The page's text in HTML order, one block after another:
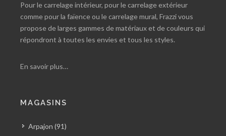
Pour le carrelage intérieur, pour le carrelage extérieur
comme pour la faïence ou le carrelage mural, Frazzi vous
propose de larges gammes de matériaux et de couleurs qui
répondront à toutes les envies et tous les styles.
En savoir plus…
MAGASINS
Arpajon (91)